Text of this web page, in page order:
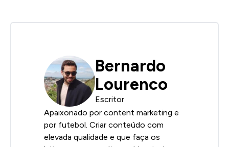
Bernardo
Lourenco
Escritor
Apaixonado por content marketing e
por futebol. Criar conteúdo com
elevada qualidade e que faça os